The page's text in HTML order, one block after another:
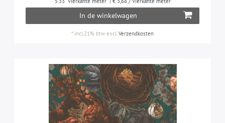
In de winkelwagen
* incl.21% btw excl.Verzendkosten